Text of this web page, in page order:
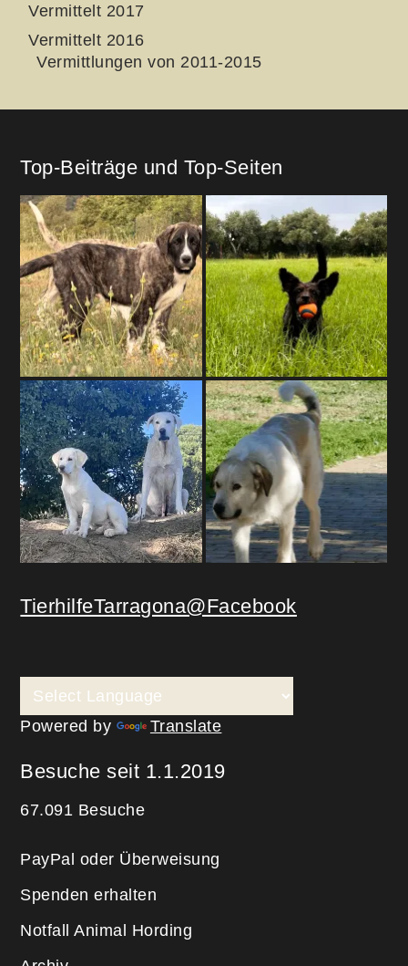
Vermittelt 2017
Vermittelt 2016
Vermittlungen von 2011-2015
Top-Beiträge und Top-Seiten
TierhilfeTarragona@Facebook
Powered by Translate
Besuche seit 1.1.2019
67.091 Besuche
PayPal oder Überweisung
Spenden erhalten
Notfall Animal Hording